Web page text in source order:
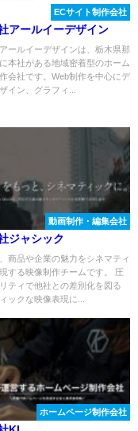
ECサイト制作会社
アールイーデザイン
ールイーデザインは、栃木県那
本社がある地域密着型のホーム
会社です。Web制作を中心にデ
イン、グラフィ...
動画制作・編集会社
ジャシック
商品や企業の魅力をシネマティ
する映像制作チームです。 圧
ティで他社との差別化を図る
ックな映像表現に...
ホームページ制作会社